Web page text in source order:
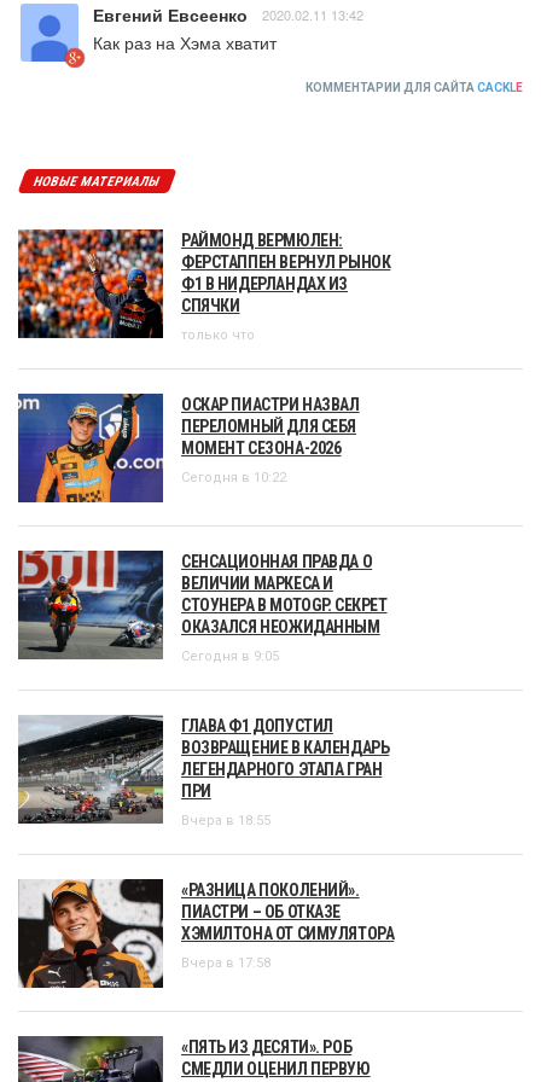
Евгений Евсеенко 2020.02.11 13:42
Как раз на Хэма хватит
КОММЕНТАРИИ ДЛЯ САЙТА CACKLE
НОВЫЕ МАТЕРИАЛЫ
РАЙМОНД ВЕРМЮЛЕН:
ФЕРСТАППЕН ВЕРНУЛ РЫНОК
Ф1 В НИДЕРЛАНДАХ ИЗ
СПЯЧКИ
только что
ОСКАР ПИАСТРИ НАЗВАЛ
ПЕРЕЛОМНЫЙ ДЛЯ СЕБЯ
МОМЕНТ СЕЗОНА-2026
Сегодня в 10:22
СЕНСАЦИОННАЯ ПРАВДА О
ВЕЛИЧИИ МАРКЕСА И
СТОУНЕРА В MOTOGP. СЕКРЕТ
ОКАЗАЛСЯ НЕОЖИДАННЫМ
Сегодня в 9:05
ГЛАВА Ф1 ДОПУСТИЛ
ВОЗВРАЩЕНИЕ В КАЛЕНДАРЬ
ЛЕГЕНДАРНОГО ЭТАПА ГРАН
ПРИ
Вчера в 18:55
«РАЗНИЦА ПОКОЛЕНИЙ».
ПИАСТРИ – ОБ ОТКАЗЕ
ХЭМИЛТОНА ОТ СИМУЛЯТОРА
Вчера в 17:58
«ПЯТЬ ИЗ ДЕСЯТИ». РОБ
СМЕДЛИ ОЦЕНИЛ ПЕРВУЮ